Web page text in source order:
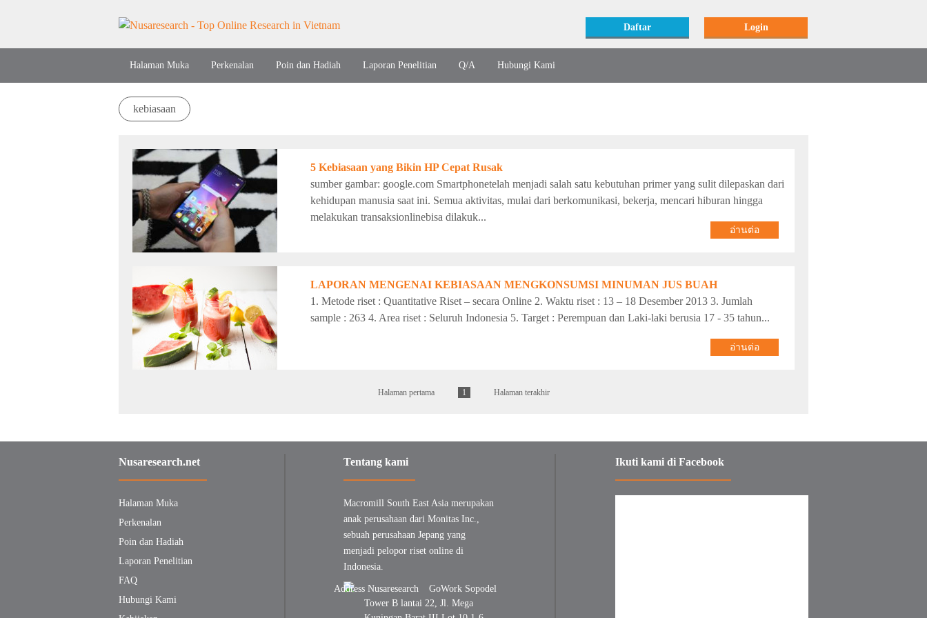
Daftar Login
Halaman Muka Perkenalan Poin dan Hadiah Laporan Penelitian Q/A Hubungi Kami
kebiasaan
5 Kebiasaan yang Bikin HP Cepat Rusak
sumber gambar: google.com Smartphonetelah menjadi salah satu kebutuhan primer yang sulit dilepaskan dari
kehidupan manusia saat ini. Semua aktivitas, mulai dari berkomunikasi, bekerja, mencari hiburan hingga
melakukan transaksionlinebisa dilakuk...
อ่านต่อ
LAPORAN MENGENAI KEBIASAAN MENGKONSUMSI MINUMAN JUS BUAH
1. Metode riset : Quantitative Riset – secara Online 2. Waktu riset : 13 – 18 Desember 2013 3. Jumlah
sample : 263 4. Area riset : Seluruh Indonesia 5. Target : Perempuan dan Laki-laki berusia 17 - 35 tahun...
อ่านต่อ
Halaman pertama 1 Halaman terakhir
Nusaresearch.net
Halaman Muka
Perkenalan
Poin dan Hadiah
Laporan Penelitian
FAQ
Hubungi Kami
Tentang kami
Macromill South East Asia merupakan
anak perusahaan dari Monitas Inc.,
sebuah perusahaan Jepang yang
menjadi pelopor riset online di
Indonesia.
GoWork Sopodel
Tower B lantai 22, Jl. Mega
Ikuti kami di Facebook